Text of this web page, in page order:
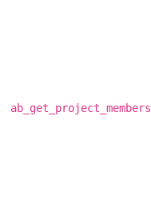
ab_get_project_members